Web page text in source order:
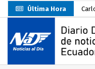
Última Hora